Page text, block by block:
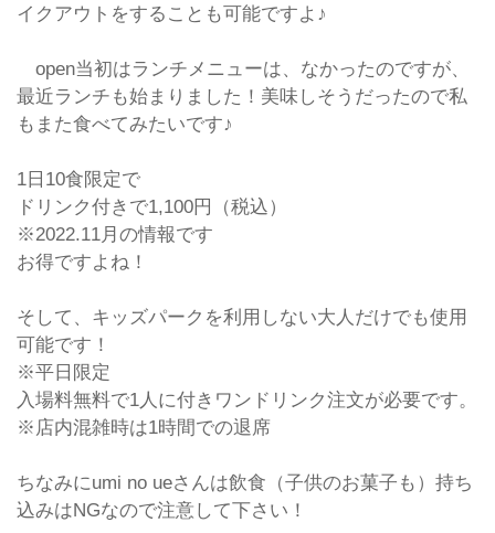
イクアウトをすることも可能ですよ♪
open当初はランチメニューは、なかったのですが、
最近ランチも始まりました！美味しそうだったので私
もまた食べてみたいです♪
1日10食限定で
ドリンク付きで1,100円（税込）
※2022.11月の情報です
お得ですよね！
そして、キッズパークを利用しない大人だけでも使用
可能です！
※平日限定
入場料無料で1人に付きワンドリンク注文が必要です。
※店内混雑時は1時間での退席
ちなみにumi no ueさんは飲食（子供のお菓子も）持ち
込みはNGなので注意して下さい！